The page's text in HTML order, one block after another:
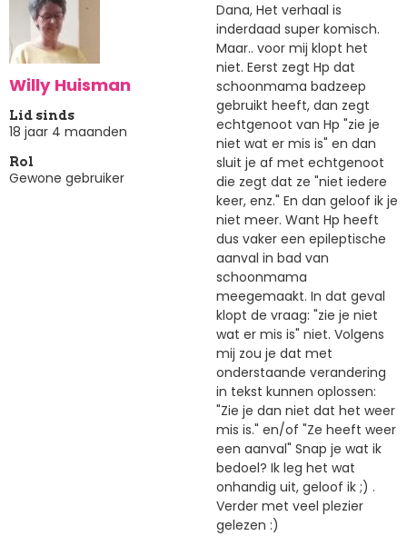
Willy Huisman
Lid sinds
18 jaar 4 maanden
Rol
Gewone gebruiker
Dana, Het verhaal is
inderdaad super komisch.
Maar.. voor mij klopt het
niet. Eerst zegt Hp dat
schoonmama badzeep
gebruikt heeft, dan zegt
echtgenoot van Hp "zie je
niet wat er mis is" en dan
sluit je af met echtgenoot
die zegt dat ze "niet iedere
keer, enz." En dan geloof ik je
niet meer. Want Hp heeft
dus vaker een epileptische
aanval in bad van
schoonmama
meegemaakt. In dat geval
klopt de vraag: "zie je niet
wat er mis is" niet. Volgens
mij zou je dat met
onderstaande verandering
in tekst kunnen oplossen:
"Zie je dan niet dat het weer
mis is." en/of "Ze heeft weer
een aanval" Snap je wat ik
bedoel? Ik leg het wat
onhandig uit, geloof ik ;) .
Verder met veel plezier
gelezen :)